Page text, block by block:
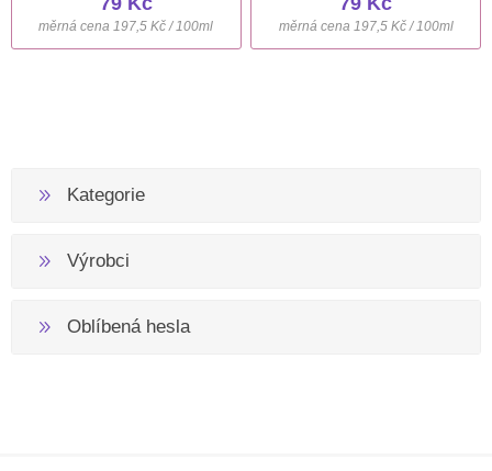
měrná cena 197,5 Kč / 100ml měrná cena 197,5 Kč / 100ml
Kategorie
Výrobci
Oblíbená hesla